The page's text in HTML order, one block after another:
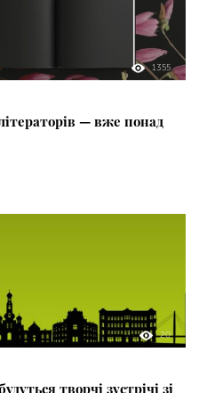
1355
— вже понад
20
творчі зустрічі зі